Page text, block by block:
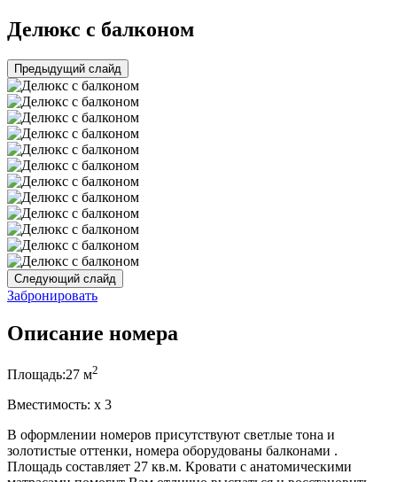
Делюкс с балконом
Предыдущий слайд
Следующий слайд
Забронировать
Описание номера
Площадь:27 м2
Вместимость: x 3
В оформлении номеров присутствуют светлые тона и
золотистые оттенки, номера оборудованы балконами .
Площадь составляет 27 кв.м. Кровати с анатомическими